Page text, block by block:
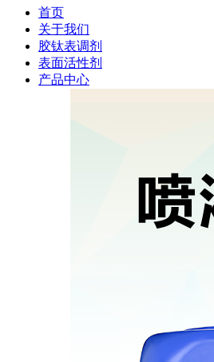
首页
关于我们
胶钛表调剂
表面活性剂
产品中心